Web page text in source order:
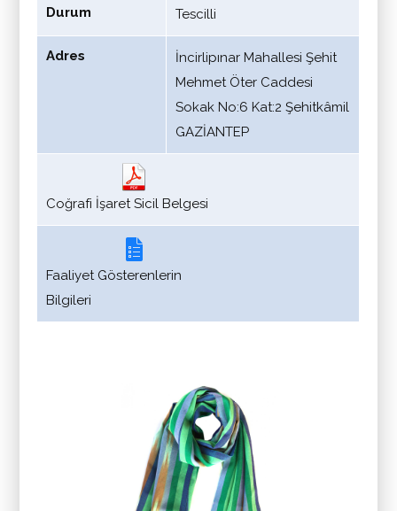
Durum Tescilli
Adres
İncirlipınar Mahallesi Şehit
Mehmet Öter Caddesi
Sokak No:6 Kat:2 Şehitkâmil
GAZİANTEP
Coğrafi İşaret Sicil Belgesi
Faaliyet Gösterenlerin
Bilgileri